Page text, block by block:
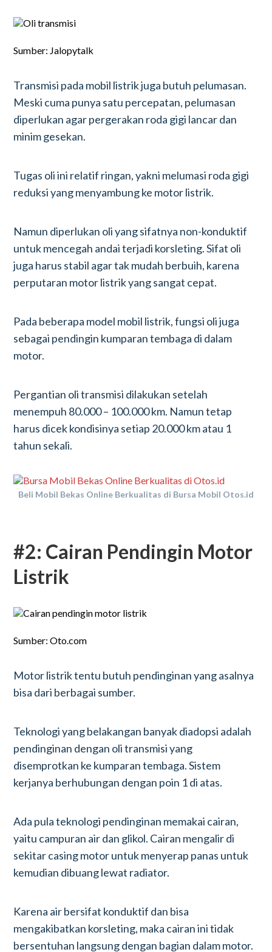
Sumber: Jalopytalk
Transmisi pada mobil listrik juga butuh pelumasan.
Meski cuma punya satu percepatan, pelumasan
diperlukan agar pergerakan roda gigi lancar dan
minim gesekan.
Tugas oli ini relatif ringan, yakni melumasi roda gigi
reduksi yang menyambung ke motor listrik.
Namun diperlukan oli yang sifatnya non-konduktif
untuk mencegah andai terjadi korsleting. Sifat oli
juga harus stabil agar tak mudah berbuih, karena
perputaran motor listrik yang sangat cepat.
Pada beberapa model mobil listrik, fungsi oli juga
sebagai pendingin kumparan tembaga di dalam
motor.
Pergantian oli transmisi dilakukan setelah
menempuh 80.000 – 100.000 km. Namun tetap
harus dicek kondisinya setiap 20.000 km atau 1
tahun sekali.
Beli Mobil Bekas Online Berkualitas di Bursa Mobil Otos.id
#2: Cairan Pendingin Motor
Listrik
Sumber: Oto.com
Motor listrik tentu butuh pendinginan yang asalnya
bisa dari berbagai sumber.
Teknologi yang belakangan banyak diadopsi adalah
pendinginan dengan oli transmisi yang
disemprotkan ke kumparan tembaga. Sistem
kerjanya berhubungan dengan poin 1 di atas.
Ada pula teknologi pendinginan memakai cairan,
yaitu campuran air dan glikol. Cairan mengalir di
sekitar casing motor untuk menyerap panas untuk
kemudian dibuang lewat radiator.
Karena air bersifat konduktif dan bisa
mengakibatkan korsleting, maka cairan ini tidak
bersentuhan langsung dengan bagian dalam motor.